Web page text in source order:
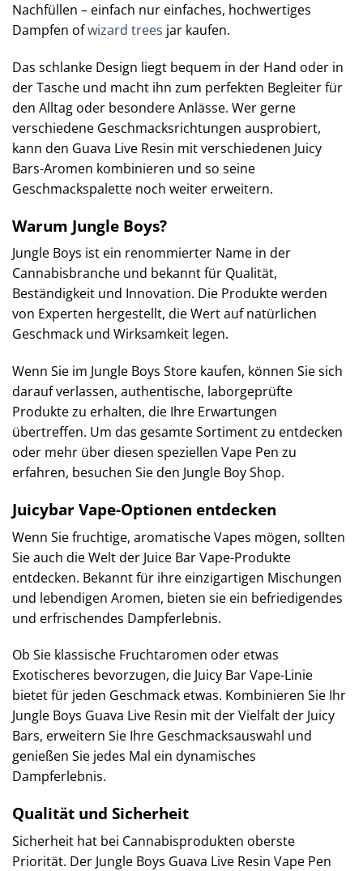
Nachfüllen – einfach nur einfaches, hochwertiges
Dampfen ofwizard trees jar kaufen.
Das schlanke Design liegt bequem in der Hand oder in
der Tasche und macht ihn zum perfekten Begleiter für
den Alltag oder besondere Anlässe. Wer gerne
verschiedene Geschmacksrichtungen ausprobiert,
kann den Guava Live Resin mit verschiedenen Juicy
Bars-Aromen kombinieren und so seine
Geschmackspalette noch weiter erweitern.
Warum Jungle Boys?
Jungle Boys ist ein renommierter Name in der
Cannabisbranche und bekannt für Qualität,
Beständigkeit und Innovation. Die Produkte werden
von Experten hergestellt, die Wert auf natürlichen
Geschmack und Wirksamkeit legen.
Wenn Sie im Jungle Boys Store kaufen, können Sie sich
darauf verlassen, authentische, laborgeprüfte
Produkte zu erhalten, die Ihre Erwartungen
übertreffen. Um das gesamte Sortiment zu entdecken
oder mehr über diesen speziellen Vape Pen zu
erfahren, besuchen Sie den Jungle Boy Shop.
Juicybar Vape-Optionen entdecken
Wenn Sie fruchtige, aromatische Vapes mögen, sollten
Sie auch die Welt der Juice Bar Vape-Produkte
entdecken. Bekannt für ihre einzigartigen Mischungen
und lebendigen Aromen, bieten sie ein befriedigendes
und erfrischendes Dampferlebnis.
Ob Sie klassische Fruchtaromen oder etwas
Exotischeres bevorzugen, die Juicy Bar Vape-Linie
bietet für jeden Geschmack etwas. Kombinieren Sie Ihr
Jungle Boys Guava Live Resin mit der Vielfalt der Juicy
Bars, erweitern Sie Ihre Geschmacksauswahl und
genießen Sie jedes Mal ein dynamisches
Dampferlebnis.
Qualität und Sicherheit
Sicherheit hat bei Cannabisprodukten oberste
Priorität. Der Jungle Boys Guava Live Resin Vape Pen